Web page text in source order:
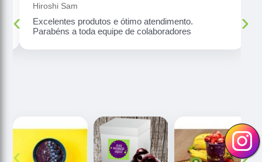
Hiroshi Sam
Excelentes produtos e ótimo atendimento.
Parabéns a toda equipe de colaboradores
‹ ›
‹ ›